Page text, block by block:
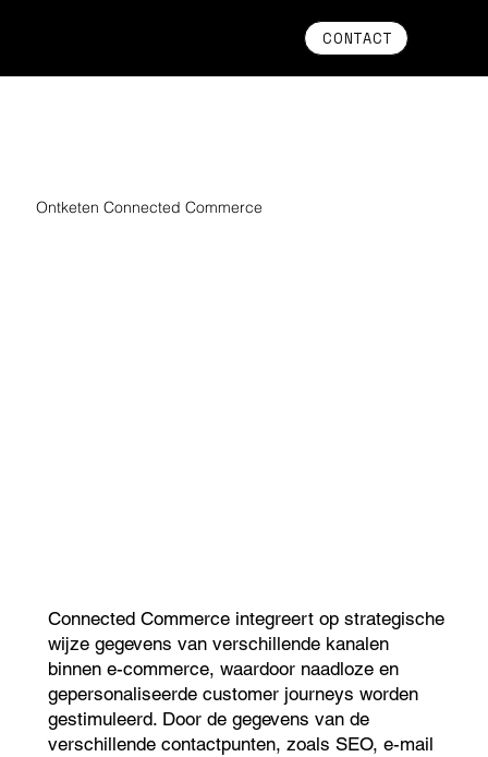
CONTACT
Ontketen Connected Commerce
Connected Commerce integreert op strategische
wijze gegevens van verschillende kanalen
binnen e-commerce, waardoor naadloze en
gepersonaliseerde customer journeys worden
gestimuleerd. Door de gegevens van de
verschillende contactpunten, zoals SEO, e-mail